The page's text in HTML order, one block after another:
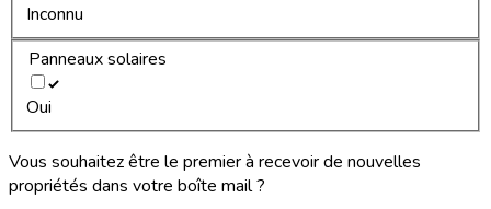
Inconnu
Panneaux solaires
Oui
Vous souhaitez être le premier à recevoir de nouvelles
propriétés dans votre boîte mail ?